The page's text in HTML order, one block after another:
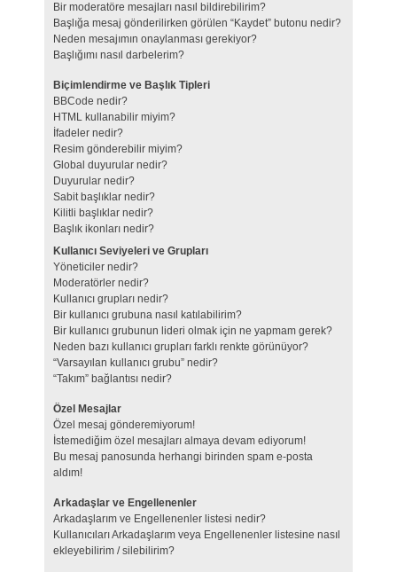
Bir moderatöre mesajları nasıl bildirebilirim?
Başlığa mesaj gönderilirken görülen “Kaydet” butonu nedir?
Neden mesajımın onaylanması gerekiyor?
Başlığımı nasıl darbelerim?
Biçimlendirme ve Başlık Tipleri
BBCode nedir?
HTML kullanabilir miyim?
İfadeler nedir?
Resim gönderebilir miyim?
Global duyurular nedir?
Duyurular nedir?
Sabit başlıklar nedir?
Kilitli başlıklar nedir?
Başlık ikonları nedir?
Kullanıcı Seviyeleri ve Grupları
Yöneticiler nedir?
Moderatörler nedir?
Kullanıcı grupları nedir?
Bir kullanıcı grubuna nasıl katılabilirim?
Bir kullanıcı grubunun lideri olmak için ne yapmam gerek?
Neden bazı kullanıcı grupları farklı renkte görünüyor?
“Varsayılan kullanıcı grubu” nedir?
“Takım” bağlantısı nedir?
Özel Mesajlar
Özel mesaj gönderemiyorum!
İstemediğim özel mesajları almaya devam ediyorum!
Bu mesaj panosunda herhangi birinden spam e-posta
aldım!
Arkadaşlar ve Engellenenler
Arkadaşlarım ve Engellenenler listesi nedir?
Kullanıcıları Arkadaşlarım veya Engellenenler listesine nasıl
ekleyebilirim / silebilirim?